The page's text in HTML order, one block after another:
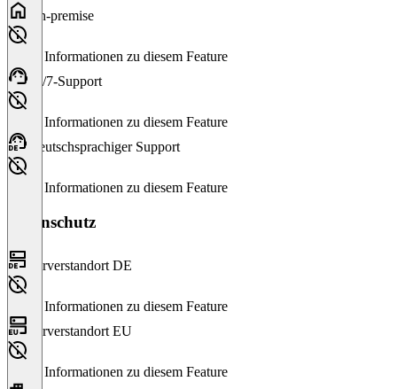
On-premise
Keine Informationen zu diesem Feature
24/7-Support
Keine Informationen zu diesem Feature
Deutschsprachiger Support
Keine Informationen zu diesem Feature
Datenschutz
Serverstandort DE
Keine Informationen zu diesem Feature
Serverstandort EU
Keine Informationen zu diesem Feature